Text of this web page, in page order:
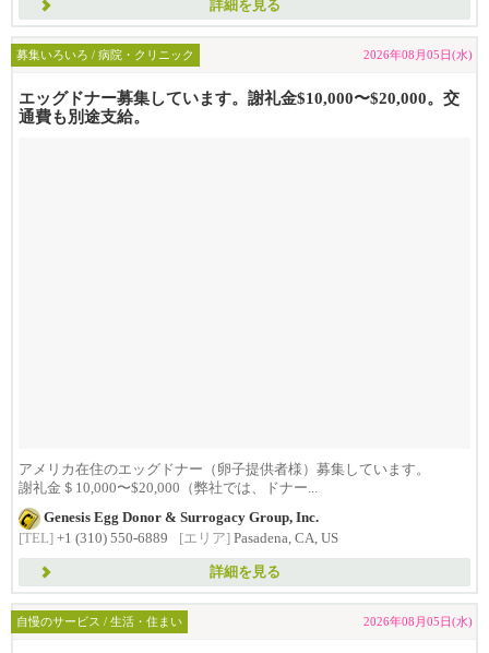
詳細を見る
募集いろいろ / 病院・クリニック 2026年08月05日(水)
エッグドナー募集しています。謝礼金$10,000〜$20,000。交
通費も別途支給。
アメリカ在住のエッグドナー（卵子提供者様）募集しています。
謝礼金＄10,000〜$20,000（弊社では、ドナー...
Genesis Egg Donor & Surrogacy Group, Inc.
[TEL] +1 (310) 550-6889 [エリア] Pasadena, CA, US
詳細を見る
自慢のサービス / 生活・住まい 2026年08月05日(水)